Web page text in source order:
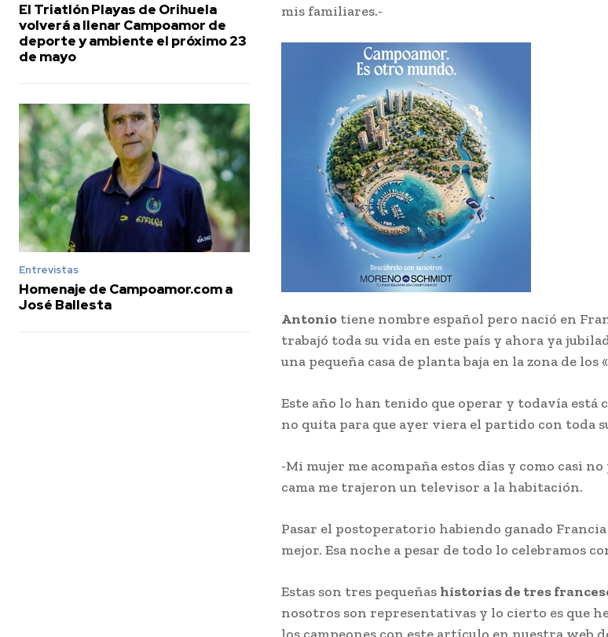
El Triatlón Playas de Orihuela
volverá a llenar Campoamor de
deporte y ambiente el próximo 23
de mayo
Entrevistas
Homenaje de Campoamor.com a
José Ballesta
mis familiares.-
Antonio tiene nombre español pero nació en
trabajó toda su vida en este país y ahora ya
una pequeña casa de planta baja en la zona de los
Este año lo han tenido que operar y todavía está
no quita para que ayer viera el partido con toda
-Mi mujer me acompaña estos días y como casi
cama me trajeron un televisor a la habitación.
Pasar el postoperatorio habiendo ganado
mejor. Esa noche a pesar de todo lo celebramos
Estas son tres pequeñas historias de tres
nosotros son representativas y lo cierto es que